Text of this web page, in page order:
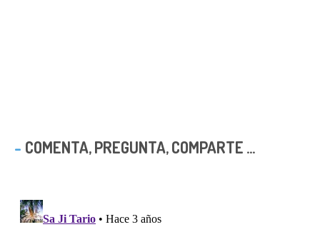
COMENTA, PREGUNTA, COMPARTE ...